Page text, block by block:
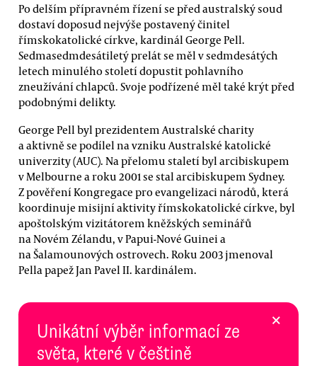
Po delším přípravném řízení se před australský soud
dostaví doposud nejvýše postavený činitel
římskokatolické církve, kardinál George Pell.
Sedmasedmdesátiletý prelát se měl v sedmdesátých
letech minulého století dopustit pohlavního
zneužívání chlapců. Svoje podřízené měl také krýt před
podobnými delikty.
George Pell byl prezidentem Australské charity
a aktivně se podílel na vzniku Australské katolické
univerzity (AUC). Na přelomu staletí byl arcibiskupem
v Melbourne a roku 2001 se stal arcibiskupem Sydney.
Z pověření Kongregace pro evangelizaci národů, která
koordinuje misijní aktivity římskokatolické církve, byl
apoštolským vizitátorem kněžských seminářů
na Novém Zélandu, v Papui-Nové Guinei a
na Šalamounových ostrovech. Roku 2003 jmenoval
Pella papež Jan Pavel II. kardinálem.
Unikátní výběr informací ze
světa, které v češtině
×